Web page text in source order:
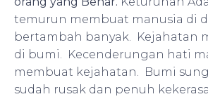
temurun membuat manusia di
bertambah banyak. Kejahatan
di bumi. Kecenderungan hati
membuat kejahatan. Bumi
sudah rusak dan penuh